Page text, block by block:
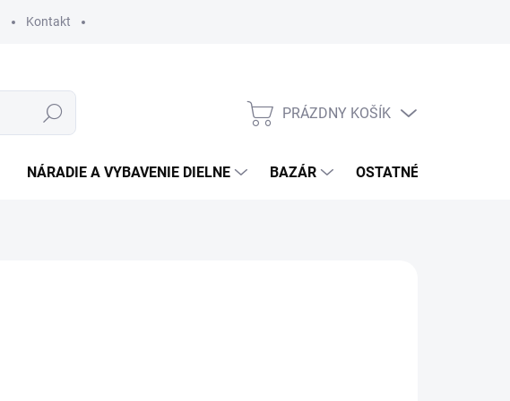
Kontakt
Hľadať
NÁKUPNÝ
PRÁZDNY KOŠÍK
NÁRADIE A VYBAVENIE DIELNE BAZÁR OSTATNÉ